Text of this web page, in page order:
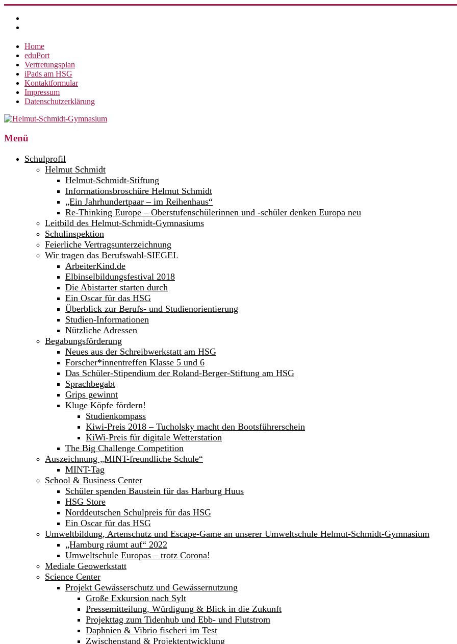
Inhalt
springen
Home
eduPort
Vertretungsplan
iPads am HSG
Kontaktformular
Impressum
Datenschutzerklärung
Helmut-
Gymnasium
Menü
Schulprofil
Helmut Schmidt
Helmut-Schmidt-Stiftung
Informationsbroschüre Helmut Schmidt
„Ein Jahrhundertpaar – im Reihenhaus“
Re-Thinking Europe – Oberstufenschülerinnen und -schüler denken Europa neu
Leitbild des Helmut-Schmidt-Gymnasiums
Schulinspektion
Feierliche Vertragsunterzeichnung
Wir tragen das Berufswahl-SIEGEL
ArbeiterKind.de
Elbinselbildungsfestival 2018
Die Abistarter starten durch
Ein Oscar für das HSG
Überblick zur Berufs- und Studienorientierung
Studien-Informationen
Nützliche Adressen
Begabungsförderung
Neues aus der Schreibwerkstatt am HSG
Forscher*innentreffen Klasse 5 und 6
Das Schüler-Stipendium der Roland-Berger-Stiftung am HSG
Sprachbegabt
Grips gewinnt
Kluge Köpfe fördern!
Studienkompass
Kiwi-Preis 2018 – Tucholsky macht den Bootsführerschein
KiWi-Preis für digitale Wetterstation
The Big Challenge Competition
Auszeichnung „MINT-freundliche Schule“
MINT-Tag
School & Business Center
Schüler spenden Baustein für das Harburg Huus
HSG Store
Norddeutschen Schulpreis für das HSG
Ein Oscar für das HSG
Umweltbildung, Artenschutz und Escape-Game an unserer Umweltschule Helmut-Schmidt-Gymnasium
„Hamburg räumt auf“ 2022
Umweltschule Europas – trotz Corona!
Mediale Geowerkstatt
Science Center
Projekt Gewässerschutz und Gewässernutzung
Große Exkursion nach Sylt
Pressemitteilung, Würdigung & Blick in die Zukunft
Projekttag zum Tidenhub und Ebb- und Flutstrom
Daphnien & Vibrio fischeri im Test
Zwischenstand & Projektentwicklung